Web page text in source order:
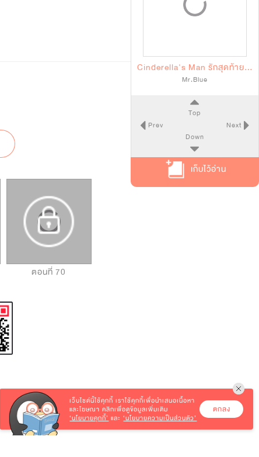
ตอนที่ 70
Cinderella's Man รักสุดท้ายของยัยซิน
Mr.Blue
Top
Prev
Next
Down
เก็บไว้อ่าน
เว็บไซต์นี้ใช้คุกกี้ เราใช้คุกกี้เพื่อนำเสนอเนื้อหา
และโฆษณา คลิกเพื่อดูข้อมูลเพิ่มเติม
‘นโยบายคุกกี้’ และ‘นโยบายความเป็นส่วนตัว’
ตกลง